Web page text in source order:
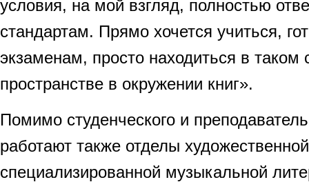
условия, на мой взгляд, полностью
стандартам. Прямо хочется учиться,
экзаменам, просто находиться в
пространстве в окружении книг».
Помимо студенческого и
работают также отделы
специализированной музыкальной